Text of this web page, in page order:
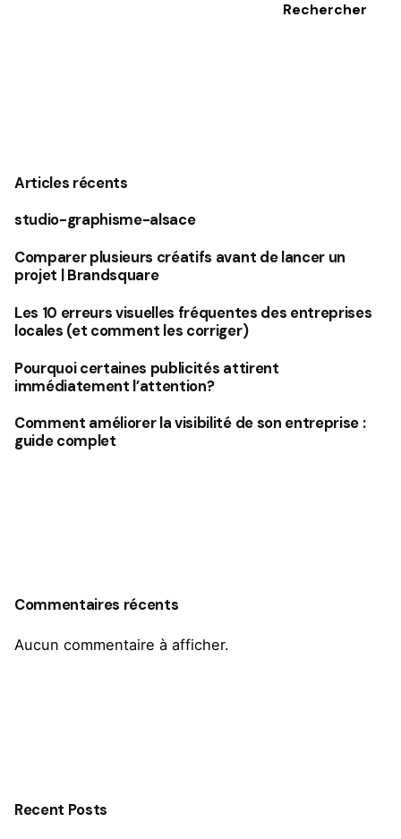
Rechercher
Articles récents
studio-graphisme-alsace
Comparer plusieurs créatifs avant de lancer un
projet | Brandsquare
Les 10 erreurs visuelles fréquentes des entreprises
locales (et comment les corriger)
Pourquoi certaines publicités attirent
immédiatement l’attention?
Comment améliorer la visibilité de son entreprise :
guide complet
Commentaires récents
Aucun commentaire à afficher.
Recent Posts